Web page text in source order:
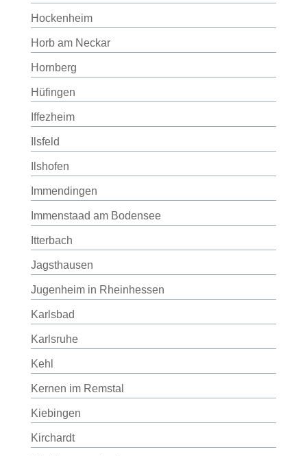
Hockenheim
Horb am Neckar
Hornberg
Hüfingen
Iffezheim
Ilsfeld
Ilshofen
Immendingen
Immenstaad am Bodensee
Itterbach
Jagsthausen
Jugenheim in Rheinhessen
Karlsbad
Karlsruhe
Kehl
Kernen im Remstal
Kiebingen
Kirchardt